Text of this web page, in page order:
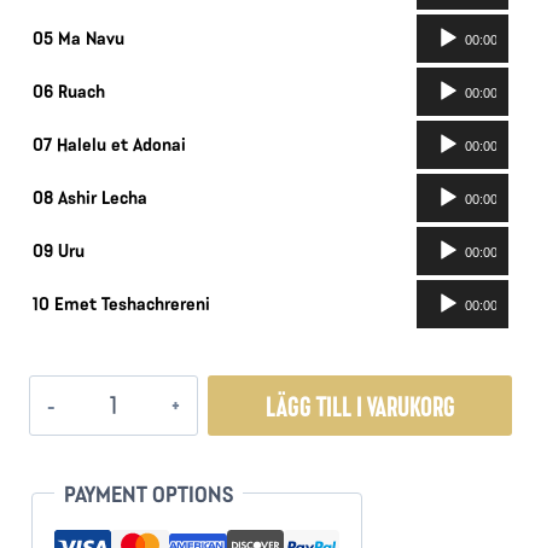
05 Ma Navu Ljudspelare 00:00
06 Ruach Ljudspelare 00:00
07 Halelu et Adonai Ljudspelare 00:00
08 Ashir Lecha Ljudspelare 00:00
09 Uru Ljudspelare 00:00
10 Emet Teshachrereni Ljudspelare 00:00
LÄGG TILL I VARUKORG
PAYMENT OPTIONS